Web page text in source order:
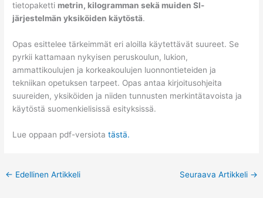
tietopaketti metrin, kilogramman sekä muiden SI-
järjestelmän yksiköiden käytöstä.
Opas esittelee tärkeimmät eri aloilla käytettävät suureet. Se
pyrkii kattamaan nykyisen peruskoulun, lukion,
ammattikoulujen ja korkeakoulujen luonnontieteiden ja
tekniikan opetuksen tarpeet. Opas antaa kirjoitusohjeita
suureiden, yksiköiden ja niiden tunnusten merkintätavoista ja
käytöstä suomenkielisissä esityksissä.
Lue oppaan pdf-versiotatästä.
← Edellinen Artikkeli Seuraava Artikkeli →